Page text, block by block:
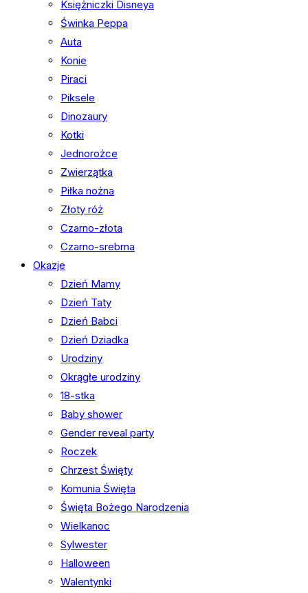
Księżniczki Disneya
Świnka Peppa
Auta
Konie
Piraci
Piksele
Dinozaury
Kotki
Jednorożce
Zwierzątka
Piłka nożna
Złoty róż
Czarno-złota
Czarno-srebrna
Okazje
Dzień Mamy
Dzień Taty
Dzień Babci
Dzień Dziadka
Urodziny
Okrągłe urodziny
18-stka
Baby shower
Gender reveal party
Roczek
Chrzest Święty
Komunia Święta
Święta Bożego Narodzenia
Wielkanoc
Sylwester
Halloween
Walentynki